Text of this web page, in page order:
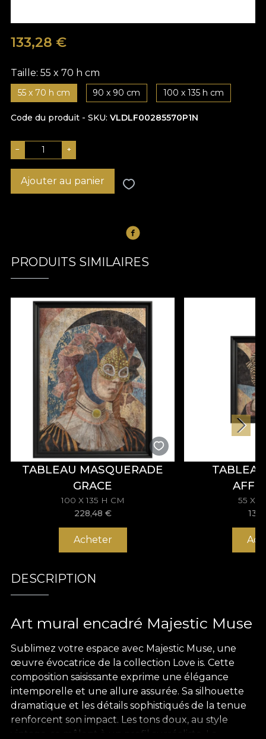
133,28 €
Taille: 55 x 70 h cm
55 x 70 h cm 90 x 90 cm 100 x 135 h cm
Code du produit - SKU VLDLF00285570P1N
− +
Ajouter au panier
PRODUITS SIMILAIRES
TABLEAU MASQUERADE
GRACE
100 X 135 H CM
228,48 €
Acheter
55 X
DESCRIPTION
Art mural encadré Majestic Muse
Sublimez votre espace avec Majestic Muse, une
œuvre évocatrice de la collection Love is. Cette
composition saisissante exprime une élégance
intemporelle et une allure assurée. Sa silhouette
dramatique et les détails sophistiqués de la tenue
renforcent son impact. Les tons doux, au style
vintage, se mêlent à un profil surréaliste. Le